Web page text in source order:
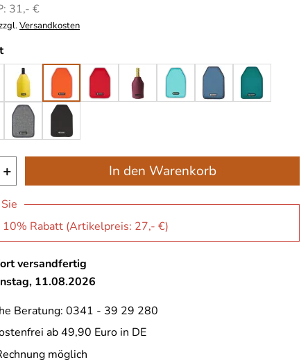
31,- €
Versandkosten
+ In den Warenkorb
Rabatt (Artikelpreis: 27,- €)
versandfertig
11.08.2026
Beratung: 0341 - 39 29 280
ab 49,90 Euro in DE
möglich